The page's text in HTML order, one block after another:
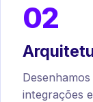
02
integrações